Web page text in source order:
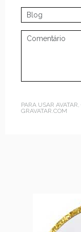
PARA USAR
GRAVATAR.COM